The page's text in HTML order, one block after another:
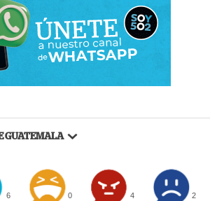
GUATEMALA
6 0 4 2